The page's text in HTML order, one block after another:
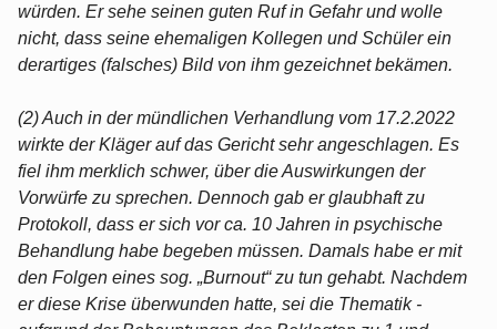
würden. Er sehe seinen guten Ruf in Gefahr und wolle
nicht, dass seine ehemaligen Kollegen und Schüler ein
derartiges (falsches) Bild von ihm gezeichnet bekämen.
(2) Auch in der mündlichen Verhandlung vom 17.2.2022
wirkte der Kläger auf das Gericht sehr angeschlagen. Es
fiel ihm merklich schwer, über die Auswirkungen der
Vorwürfe zu sprechen. Dennoch gab er glaubhaft zu
Protokoll, dass er sich vor ca. 10 Jahren in psychische
Behandlung habe begeben müssen. Damals habe er mit
den Folgen eines sog. „Burnout“ zu tun gehabt. Nachdem
er diese Krise überwunden hatte, sei die Thematik -